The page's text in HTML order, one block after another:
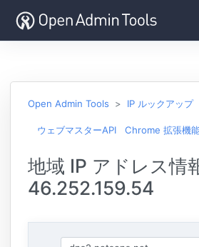
Open Admin Tools IP ルックアップ
ウェブマスターAPI Chrome 拡張機
地域 IP アドレス情
46.252.159.54